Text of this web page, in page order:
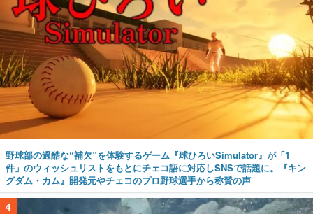
野球部の過酷な“補欠”を体験するゲーム『球ひろいSimulator』が「1
件」のウィッシュリストをもとにチェコ語に対応しSNSで話題に。『キン
グダム・カム』開発元やチェコのプロ野球選手から称賛の声
4